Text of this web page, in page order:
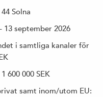
Solna
13 september 2026
i samtliga kanaler för
600 000 SEK
samt inom/utom EU: